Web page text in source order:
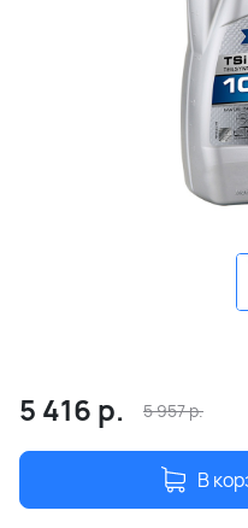
5 416 р. 5 957р.
В